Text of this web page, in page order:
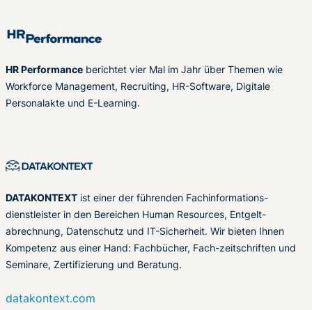
HR Performance berichtet vier Mal im Jahr über Themen wie
Workforce Management, Recruiting, HR-Software, Digitale
Personalakte und E-Learning.
DATAKONTEXT ist einer der führenden Fachinformations-
dienstleister in den Bereichen Human Resources, Entgelt-
abrechnung, Datenschutz und IT-Sicherheit. Wir bieten Ihnen
Kompetenz aus einer Hand: Fachbücher, Fach-zeitschriften und
Seminare, Zertifizierung und Beratung.
datakontext.com